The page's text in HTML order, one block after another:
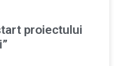
proiectului